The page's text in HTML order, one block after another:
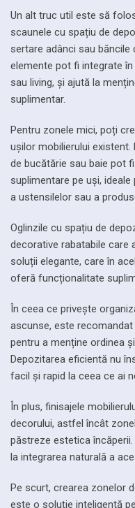
Un alt truc util este să
scaunele cu spațiu de
sertare adânci sau
elemente pot fi integrate
sau living, și ajută la
suplimentar.
Pentru zonele mici, poți
ușilor mobilierului existent.
de bucătărie sau baie pot
suplimentare pe uși,
a ustensilelor sau a
Oglinzile cu spațiu de
decorative rabatabile care
soluții elegante, care în
oferă funcționalitate
În ceea ce privește
ascunse, este
pentru a menține ordinea
Depozitarea eficientă nu
facil și rapid la ceea ce ai
În plus, finisajele
decorului, astfel încât
păstreze estetica
la integrarea naturală a
Pe scurt, crearea zonelor
este o soluție inteligentă